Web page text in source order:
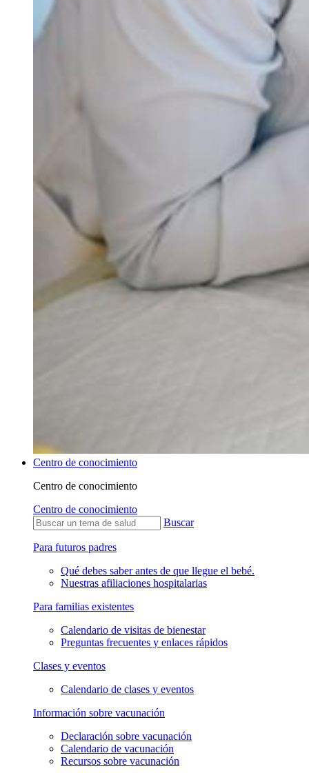
Centro de conocimiento
Centro de conocimiento
Centro de conocimiento
Buscar
Para futuros padres
Qué debes saber antes de que llegue el bebé.
Nuestras afiliaciones hospitalarias
Para familias existentes
Calendario de visitas de bienestar
Preguntas frecuentes y enlaces rápidos
Clases y eventos
Calendario de clases y eventos
Información sobre vacunación
Declaración sobre vacunación
Calendario de vacunación
Recursos sobre vacunación